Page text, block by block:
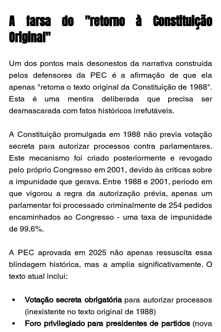
A farsa do "retorno à Constituição
Original"
Um dos pontos mais desonestos da narrativa construída
pelos defensores da PEC é a afirmação de que ela
apenas "retoma o texto original da Constituição de 1988".
Esta é uma mentira deliberada que precisa ser
desmascarada com fatos históricos irrefutáveis.
A Constituição promulgada em 1988 não previa votação
secreta para autorizar processos contra parlamentares.
Este mecanismo foi criado posteriormente e revogado
pelo próprio Congresso em 2001, devido às críticas sobre
a impunidade que gerava. Entre 1988 e 2001, período em
que vigorou a regra da autorização prévia, apenas um
parlamentar foi processado criminalmente de 254 pedidos
encaminhados ao Congresso - uma taxa de impunidade
de 99,6%.
A PEC aprovada em 2025 não apenas ressuscita essa
blindagem histórica, mas a amplia significativamente. O
texto atual inclui:
Votação secreta obrigatória para autorizar processos
(inexistente no texto original de 1988)
Foro privilegiado para presidentes de partidos (nova